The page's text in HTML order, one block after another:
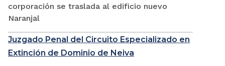
corporación se traslada al edificio nuevo
Naranjal
Juzgado Penal del Circuito Especializado en
Extinción de Dominio de Neiva